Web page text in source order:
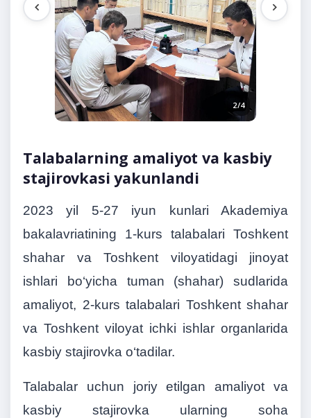
2/4
Talabalarning amaliyot va kasbiy
stajirovkasi yakunlandi
2023 yil 5-27 iyun kunlari Akademiya
bakalavriatining 1-kurs talabalari Toshkent
shahar va Toshkent viloyatidagi jinoyat
ishlari bo‘yicha tuman (shahar) sudlarida
amaliyot, 2-kurs talabalari Toshkent shahar
va Toshkent viloyat ichki ishlar organlarida
kasbiy stajirovka o‘tadilar.
Talabalar uchun joriy etilgan amaliyot va
kasbiy stajirovka ularning soha